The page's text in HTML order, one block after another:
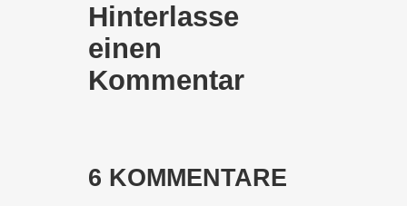
Hinterlasse
einen
Kommentar
6 KOMMENTARE